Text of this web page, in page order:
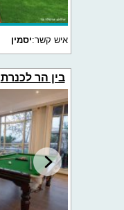
איש קשר:יסמין
בין הר לכנרת